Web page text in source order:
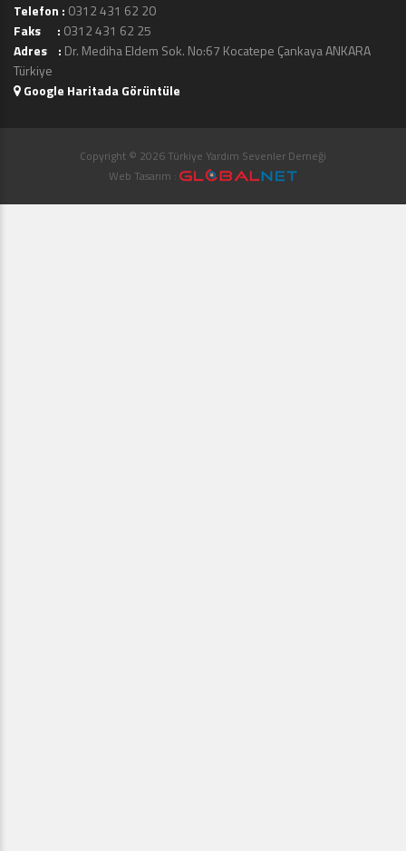
Telefon : 0312 431 62 20
Faks : 0312 431 62 25
Adres : Dr. Mediha Eldem Sok. No:67 Kocatepe Çankaya ANKARA
Türkiye
Google Haritada Görüntüle
Copyright © 2026 Türkiye Yardım Sevenler Derneği
Web Tasarım :